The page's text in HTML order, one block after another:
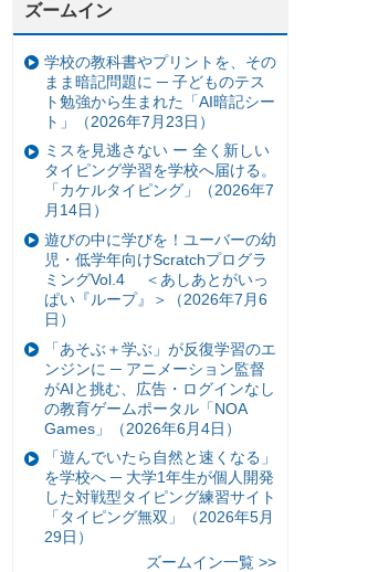
ズームイン
学校の教科書やプリントを、その
まま暗記問題に ─ 子どものテス
ト勉強から生まれた「AI暗記シー
ト」（2026年7月23日）
ミスを見逃さない ー 全く新しい
タイピング学習を学校へ届ける。
「カケルタイピング」（2026年7
月14日）
遊びの中に学びを！ユーバーの幼
児・低学年向けScratchプログラ
ミングVol.4 ＜あしあとがいっ
ぱい『ループ』＞（2026年7月6
日）
「あそぶ＋学ぶ」が反復学習のエ
ンジンに ─ アニメーション監督
がAIと挑む、広告・ログインなし
の教育ゲームポータル「NOA
Games」（2026年6月4日）
「遊んでいたら自然と速くなる」
を学校へ ─ 大学1年生が個人開発
した対戦型タイピング練習サイト
「タイピング無双」（2026年5月
29日）
ズームイン一覧 >>